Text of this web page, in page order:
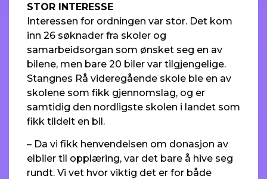
STOR INTERESSE
Interessen for ordningen var stor. Det kom
inn 26 søknader fra skoler og
samarbeidsorgan som ønsket seg en av
bilene, men bare 20 biler var tilgjengelige.
Stangnes Rå videregående skole ble en av
skolene som fikk gjennomslag, og er
samtidig den nordligste skolen i landet som
fikk tildelt en bil.
– Da vi fikk henvendelsen om donasjon av
elbiler til opplæring, var det bare å hive seg
rundt. Vi vet hvor viktig det er for både